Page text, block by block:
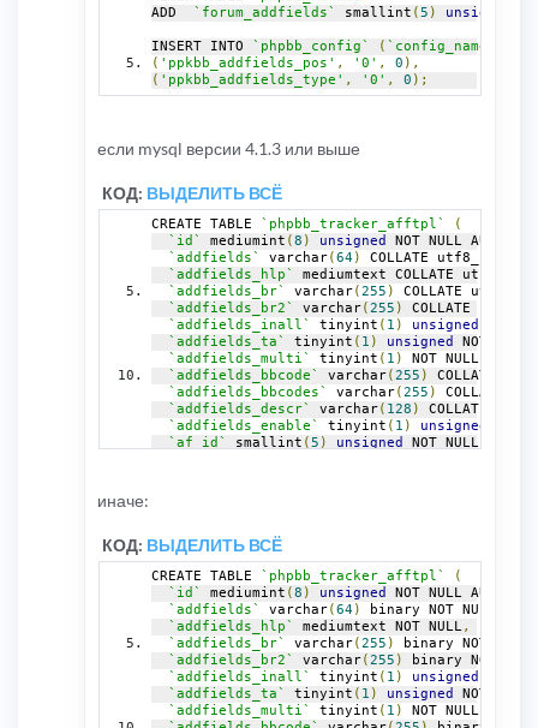
ADD `forum_addfields` smallint (5 ) unsigned
INSERT INTO `phpbb_config` ( `config_name`
( 'ppkbb_addfields_pos' , '0' , 0 ),
( 'ppkbb_addfields_type' , '0' , 0 );
если mysql версии 4.1.3 или выше
КОД: ВЫДЕЛИТЬ ВСЁ
CREATE TABLE `phpbb_tracker_afftpl`
(
`id`
mediumint (8 ) unsigned
NOT NULL
`addfields`
varchar(64)
COLLATE utf8_bin
`addfields_hlp`
mediumtext COLLATE utf8_bin
`addfields_br`
varchar(255 )
COLLATE
`addfields_br2`
varchar(255 )
COLLATE
`addfields_inall`
tinyint ( 1 ) unsigned
`addfields_ta`
tinyint ( 1 ) unsigned
NOT
`addfields_multi`
tinyint ( 1 )
NOT NULL
`addfields_bbcode`
varchar(255 )
COLLATE
`addfields_bbcodes`
varchar(255 )
COLLATE
`addfields_descr`
varchar( 128 )
COLLATE
`addfields_enable`
tinyint ( 1 ) unsigned
`af_id`
smallint ( 5 ) unsigned
NOT NULL
`addfields_exists`
  PRIMARY KEY
(`id`),
  UNIQUE KEY
`addfields` ( `addfields`
  KEY
`addfields_enable` (`addfields_enable`
ENGINE= MyISAM
  DEFAULT CHARSET
utf8 COLLATE
CREATE TABLE `phpbb_tracker_afsets`
`id` mediumint ( ) NOT NULL AUTO_INCREMENT
`af_id` smallint ( ) unsigned
NOT NULL
`af_name` varchar(32) COLLATE utf8_bin NOT
`af_count` tinyint (1) unsigned NOT NULL
иначе:
КОД: ВЫДЕЛИТЬ ВСЁ
CREATE TABLE `phpbb_tracker_afftpl`
(
`id`
mediumint ( 8 ) unsigned
NOT NULL
`addfields`
varchar( 64)
binary NOT NULL
`addfields_hlp`
mediumtext NOT NULL,
`addfields_br`
varchar( 255 )
binary NOT NULL
`addfields_br2`
varchar( 255 )
binary NOT
`addfields_inall`
tinyint ( 1 ) unsigned
`addfields_ta`
tinyint ( 1 ) unsigned
NOT
`addfields_multi`
tinyint ( 1 )
NOT NULL